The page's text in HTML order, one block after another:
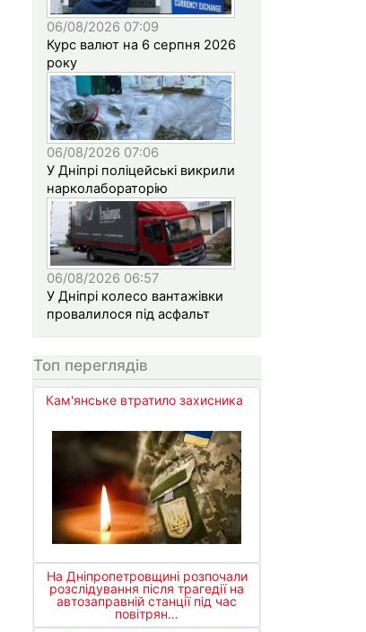
06/08/2026 07:09
Курс валют на 6 серпня 2026
року
06/08/2026 07:06
У Дніпрі поліцейські викрили
нарколабораторію
06/08/2026 06:57
У Дніпрі колесо вантажівки
провалилося під асфальт
Топ переглядів
Кам'янське втратило захисника
На Дніпропетровщині розпочали
розслідування після трагедії на
автозаправній станції під час
повітрян…